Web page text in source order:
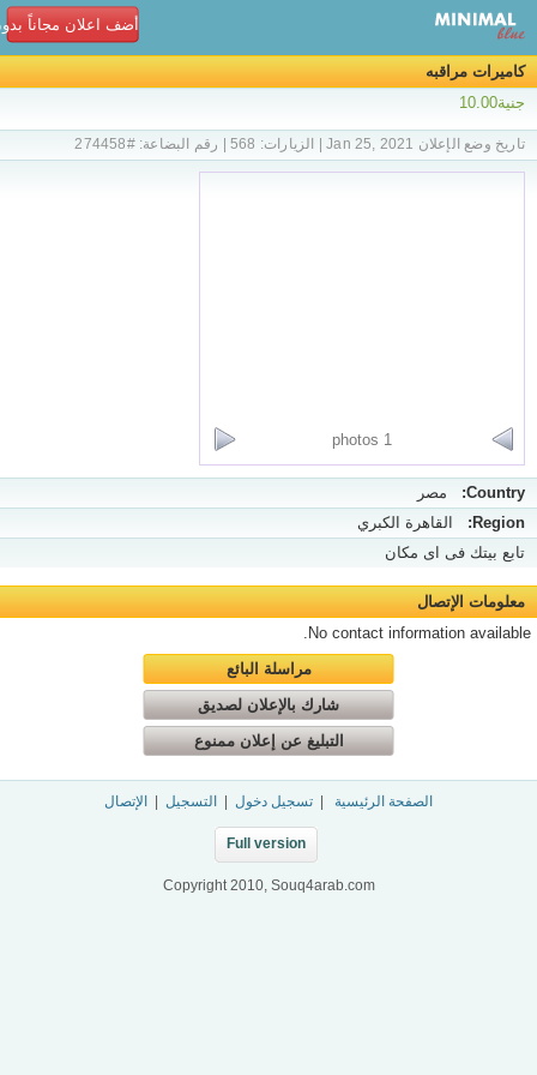
أضف اعلان مجاناً
كاميرات مراقبه
جنية10.00
تاريخ وضع الإعلان Jan 25, 2021 | الزيارات: 568 | رقم البضاعة: #274458
1 photos
Country:
مصر
Region:
القاهرة الكبري
تابع بيتك فى اى مكان
معلومات الإتصال
No contact information available.
مراسلة البائع
شارك بالإعلان لصديق
التبليغ عن إعلان ممنوع
الصفحة الرئيسية تسجيل دخول التسجيل الإتصال
Full version
Copyright 2010, Souq4arab.com